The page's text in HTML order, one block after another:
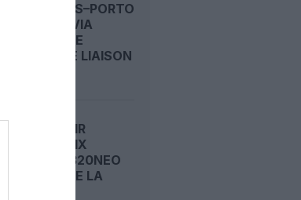
BRUXELLES–PORTO
: TRANSAVIA
OUVRE UNE
NOUVELLE LIAISON
ICELANDAIR
S’OFFRE DIX
AIRBUS A320NEO
ET TOURNE LA